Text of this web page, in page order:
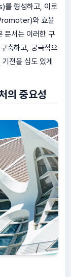
형성하고, 이로
와 효율
문서는 이러한 구
축하고, 궁극적으
전을 심도 있게
의 중요성